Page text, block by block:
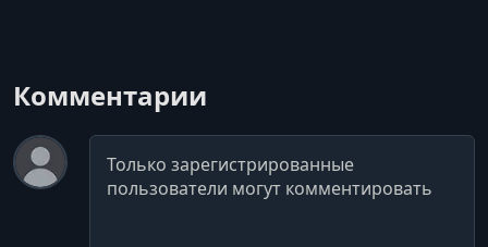
Комментарии
Комментарий